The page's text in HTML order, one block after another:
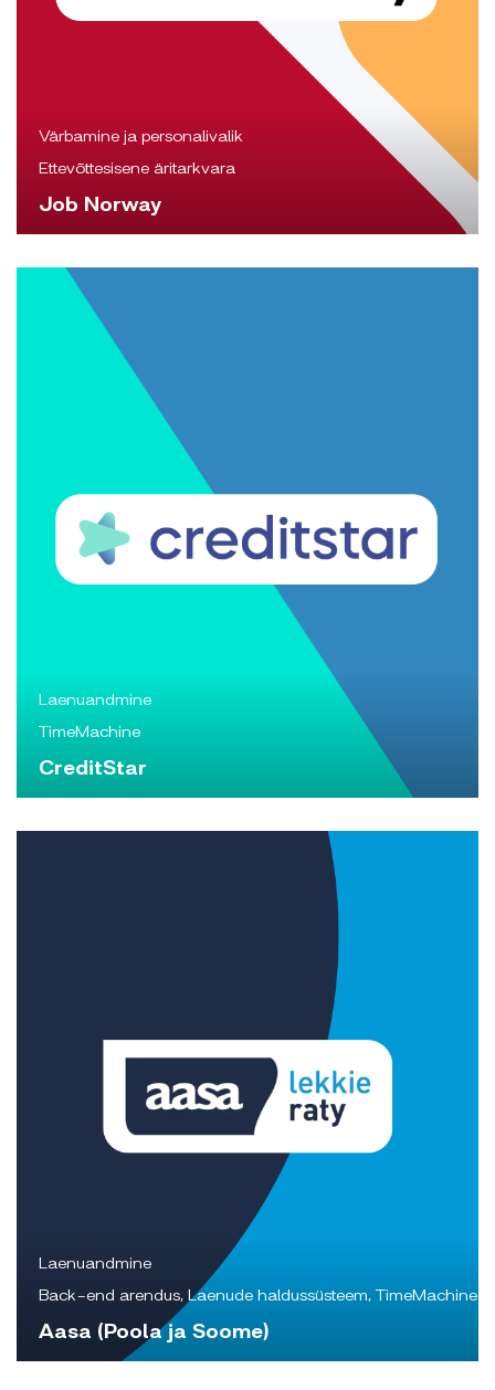
Värbamine ja personalivalik
Ettevõttesisene äritarkvara
Job Norway
Laenuandmine
TimeMachine
CreditStar
Laenuandmine
Back-end arendus, Laenude haldussüsteem, TimeMachine
Aasa (Poola ja Soome)